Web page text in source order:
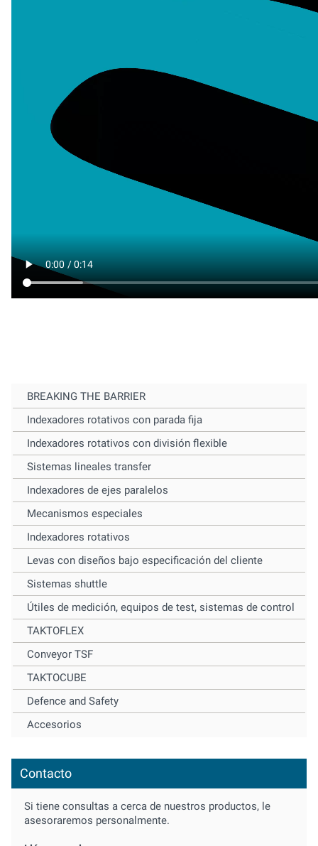
BREAKING THE BARRIER
Indexadores rotativos con parada fija
Indexadores rotativos con división flexible
Sistemas lineales transfer
Indexadores de ejes paralelos
Mecanismos especiales
Indexadores rotativos
Levas con diseños bajo especificación del cliente
Sistemas shuttle
Útiles de medición, equipos de test, sistemas de control
TAKTOFLEX
Conveyor TSF
TAKTOCUBE
Defence and Safety
Accesorios
Contacto
Si tiene consultas a cerca de nuestros productos, le
asesoraremos personalmente.